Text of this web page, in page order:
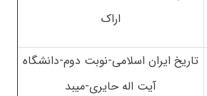
اراک
تاریخ ایران اسلامی-نوبت دوم-دانشگاه
آیت اله حایری-میبد